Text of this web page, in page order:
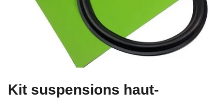
Kit suspensions haut-